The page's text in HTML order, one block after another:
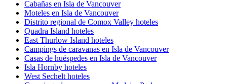
Cabañas en Isla de Vancouver
Moteles en Isla de Vancouver
Distrito regional de Comox Valley hoteles
Quadra Island hoteles
East Thurlow Island hoteles
Campings de caravanas en Isla de Vancouver
Casas de huéspedes en Isla de Vancouver
Isla Hornby hoteles
West Sechelt hoteles